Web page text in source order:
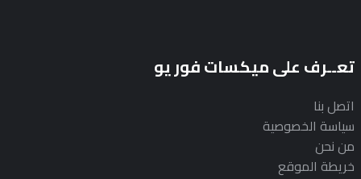
تعــرف على ميكسات فور يو
اتصل بنا
سياسة الخصوصية
من نحن
خريطة الموقع